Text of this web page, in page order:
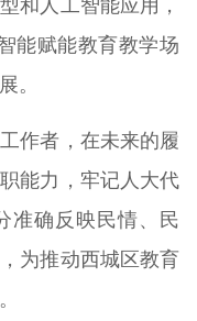
和人工智能应用，
能赋能教育教学场
。
作者，在未来的履
能力，牢记人大代
准确反映民情、民
为推动西城区教育